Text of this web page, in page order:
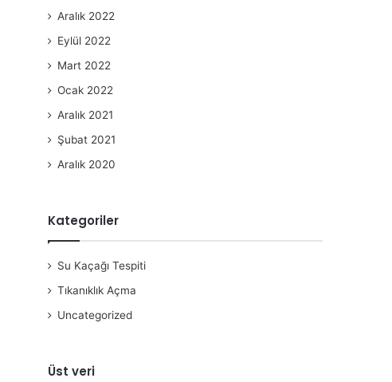
Aralık 2022
Eylül 2022
Mart 2022
Ocak 2022
Aralık 2021
Şubat 2021
Aralık 2020
Kategoriler
Su Kaçağı Tespiti
Tıkanıklık Açma
Uncategorized
Üst veri